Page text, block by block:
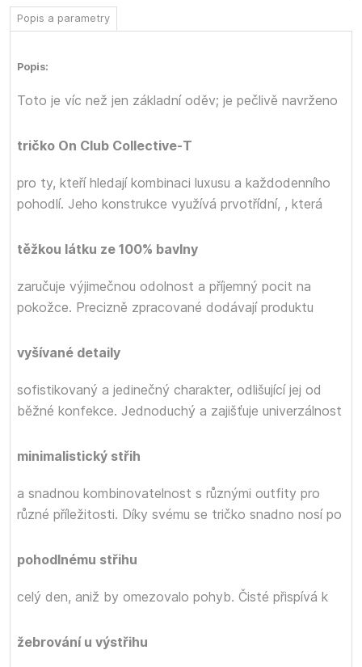
Popis a parametry
Popis:
Toto
tričko On Club Collective-T
je víc než jen základní oděv; je pečlivě navrženo
pro ty, kteří hledají kombinaci luxusu a každodenního
pohodlí. Jeho konstrukce využívá prvotřídní,
těžkou látku ze 100% bavlny
, která
zaručuje výjimečnou odolnost a příjemný pocit na
pokožce. Precizně zpracované
vyšívané detaily
dodávají produktu
sofistikovaný a jedinečný charakter, odlišující jej od
běžné konfekce. Jednoduchý a
minimalistický střih
zajišťuje univerzálnost
a snadnou kombinovatelnost s různými outfity pro
různé příležitosti. Díky svému
pohodlnému střihu
se tričko snadno nosí po
celý den, aniž by omezovalo pohyb. Čisté
žebrování u výstřihu
přispívá k